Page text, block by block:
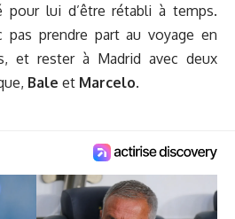
pour lui d’être rétabli à temps.
pas prendre part au voyage en
et rester à Madrid avec deux
Bale et Marcelo.